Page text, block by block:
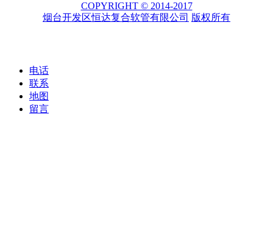
COPYRIGHT © 2014-2017
烟台开发区恒达复合软管有限公司 版权所有
电话
联系
地图
留言